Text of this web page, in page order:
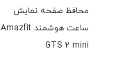
محافظ صفحه نمایش
ساعت هوشمند Amazfit
GTS 2 mini